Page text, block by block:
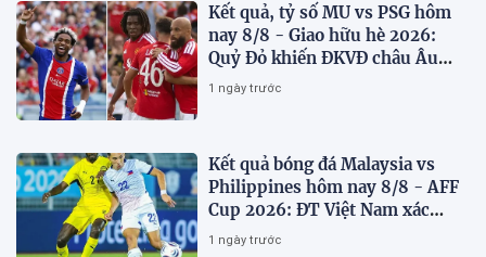
Kết quả, tỷ số MU vs PSG hôm
nay 8/8 - Giao hữu hè 2026:
Quỷ Đỏ khiến ĐKVĐ châu Âu
toát mồ hôi
1 ngày trước
Kết quả bóng đá Malaysia vs
Philippines hôm nay 8/8 - AFF
Cup 2026: ĐT Việt Nam xác
định đối thủ
1 ngày trước